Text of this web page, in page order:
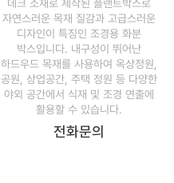
데크 소재로 제작된 플랜트박스로
자연스러운 목재 질감과 고급스러운
디자인이 특징인 조경용 화분
박스입니다. 내구성이 뛰어난
하드우드 목재를 사용하여 옥상정원,
공원, 상업공간, 주택 정원 등 다양한
야외 공간에서 식재 및 조경 연출에
활용할 수 있습니다.
전화문의